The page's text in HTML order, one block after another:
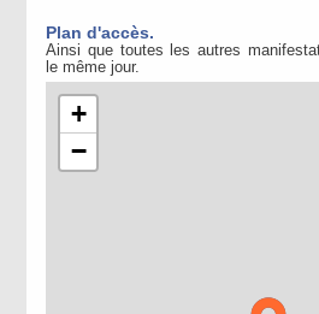
Plan d'accès.
Ainsi que toutes les autres
le même jour.
+
−